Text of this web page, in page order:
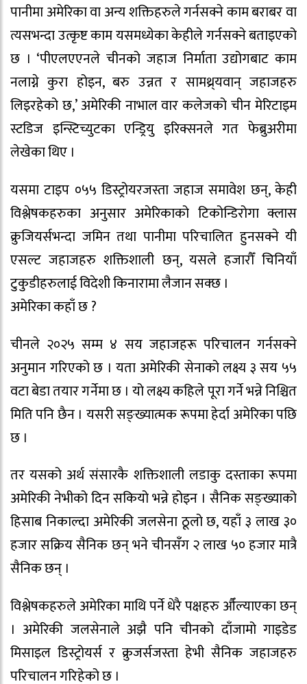
पानीमा अमेरिका वा अन्य शक्तिहरुले गर्नसक्ने काम बराबर वा
त्यसभन्दा उत्कृष्ट काम यसमध्येका केहीले गर्नसक्ने बताइएको
छ । ‘पीएलएएनले चीनको जहाज निर्माता उद्योगबाट काम
नलाग्ने कुरा होइन, बरु उन्नत र सामथ्र्यवान् जहाजहरु
लिइरहेको छ,’ अमेरिकी नाभाल वार कलेजको चीन मेरिटाइम
स्टडिज इन्स्टिच्युटका एन्ड्रियु इरिक्सनले गत फेब्रुअरीमा
लेखेका थिए ।
यसमा टाइप ०५५ डिस्ट्रोयरजस्ता जहाज समावेश छन्, केही
विश्लेषकहरुका अनुसार अमेरिकाको टिकोन्डिरोगा क्लास
क्रुजियर्सभन्दा जमिन तथा पानीमा परिचालित हुनसक्ने यी
एसल्ट जहाजहरु शक्तिशाली छन्, यसले हजारौँ चिनियाँ
टुकुडीहरुलाई विदेशी किनारामा लैजान सक्छ ।
अमेरिका कहाँ छ ?
चीनले २०२५ सम्म ४ सय जहाजहरू परिचालन गर्नसक्ने
अनुमान गरिएको छ । यता अमेरिकी सेनाको लक्ष्य ३ सय ५५
वटा बेडा तयार गर्नेमा छ । यो लक्ष्य कहिले पूरा गर्ने भन्ने निश्चित
मिति पनि छैन । यसरी सङ्ख्यात्मक रूपमा हेर्दा अमेरिका पछि
छ ।
तर यसको अर्थ संसारकै शक्तिशाली लडाकु दस्ताका रूपमा
अमेरिकी नेभीको दिन सकियो भन्ने होइन । सैनिक सङ्ख्याको
हिसाब निकाल्दा अमेरिकी जलसेना ठूलो छ, यहाँ ३ लाख ३०
हजार सक्रिय सैनिक छन् भने चीनसँग २ लाख ५० हजार मात्रै
सैनिक छन् ।
विश्लेषकहरुले अमेरिका माथि पर्ने धेरै पक्षहरु औँल्याएका छन्
। अमेरिकी जलसेनाले अझै पनि चीनको दाँजामो गाइडेड
मिसाइल डिस्ट्रोयर्स र क्रुजर्सजस्ता हेभी सैनिक जहाजहरु
परिचालन गरिहेको छ ।